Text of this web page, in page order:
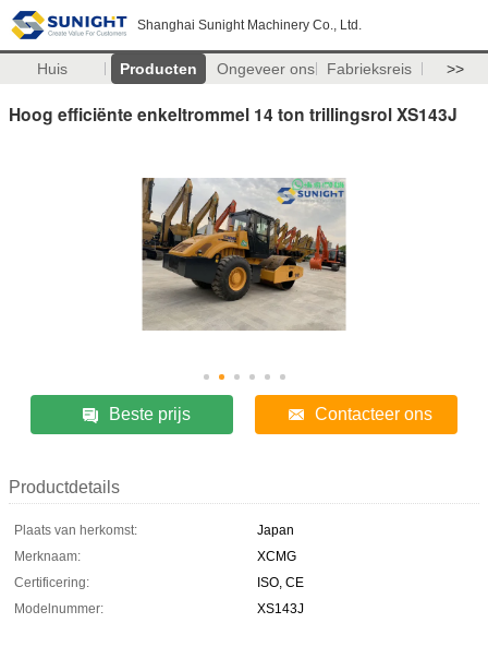
Shanghai Sunight Machinery Co., Ltd.
Huis Producten Ongeveer ons Fabrieksreis >>
Hoog efficiënte enkeltrommel 14 ton trillingsrol XS143J
Beste prijs Contacteer ons
Productdetails
Plaats van herkomst:
Japan
Merknaam:
XCMG
Certificering:
ISO, CE
Modelnummer:
XS143J